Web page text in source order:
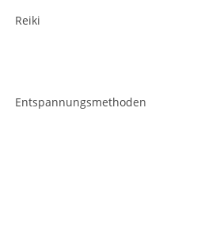
Reiki
Entspannungsmethoden